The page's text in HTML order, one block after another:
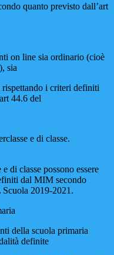
quanto previsto dall’art
on line sia ordinario (cioè
sia
i criteri definiti
44.6 del
e di classe.
di classe possono essere
dal MIM secondo
2019-2021.
della scuola primaria
definite